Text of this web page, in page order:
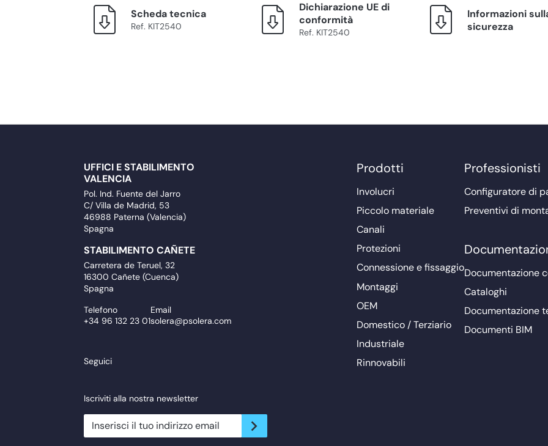
Scheda tecnica
Ref. KIT2540
Dichiarazione UE di
conformità
Ref. KIT2540
Informazioni
sicurezza
UFFICI E STABILIMENTO
VALENCIA
Pol. Ind. Fuente del Jarro
C/ Villa de Madrid, 53
46988 Paterna (Valencia)
Spagna
STABILIMENTO CAÑETE
Carretera de Teruel, 32
16300 Cañete (Cuenca)
Spagna
Telefono
+34 96 132 23 01
Email
solera@psolera.com
Seguici
Iscriviti alla nostra newsletter
newsletter.suscribe
Prodotti
Involucri
Piccolo materiale
Canali
Protezioni
Connessione e fissaggio
Montaggi
OEM
Domestico / Terziario
Industriale
Rinnovabili
Professionisti
Configuratore di
Preventivi di
Documentazione
Cataloghi
Documentazione
Documenti BIM